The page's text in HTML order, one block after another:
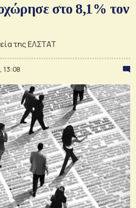
στο 8,1% τον
της ΕΛΣΤΑΤ
13:08